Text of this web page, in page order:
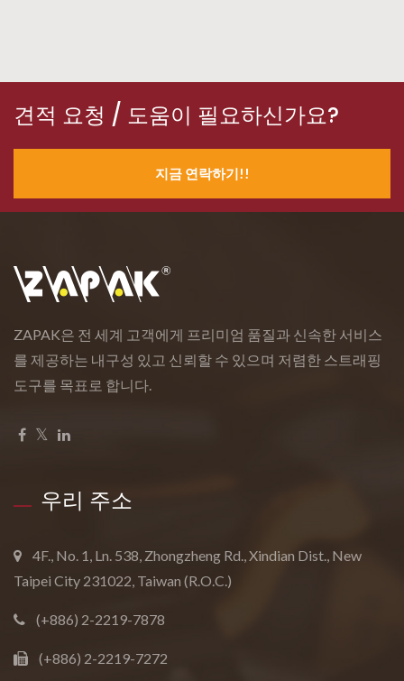
견적 요청 / 도움이 필요하신가요?
지금 연락하기!!
ZAPAK은 전 세계 고객에게 프리미엄 품질과 신속한 서비스
를 제공하는 내구성 있고 신뢰할 수 있으며 저렴한 스트래핑
도구를 목표로 합니다.
우리 주소
4F., No. 1, Ln. 538, Zhongzheng Rd., Xindian Dist., New
Taipei City 231022, Taiwan (R.O.C.)
(+886) 2-2219-7878
(+886) 2-2219-7272